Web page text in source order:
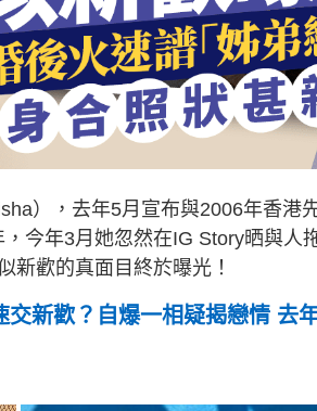
），去年5月宣布與2006年香港
今年3月她忽然在IG Story晒與人
新歡的真面目終於曝光！
新歡？自爆一相疑揭戀情 去